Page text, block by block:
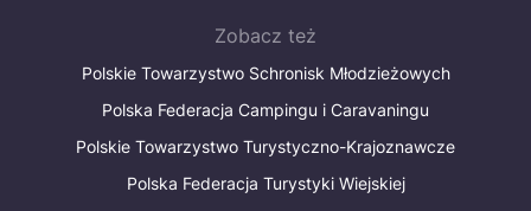
Zobacz też
Polskie Towarzystwo Schronisk Młodzieżowych
Polska Federacja Campingu i Caravaningu
Polskie Towarzystwo Turystyczno-Krajoznawcze
Polska Federacja Turystyki Wiejskiej